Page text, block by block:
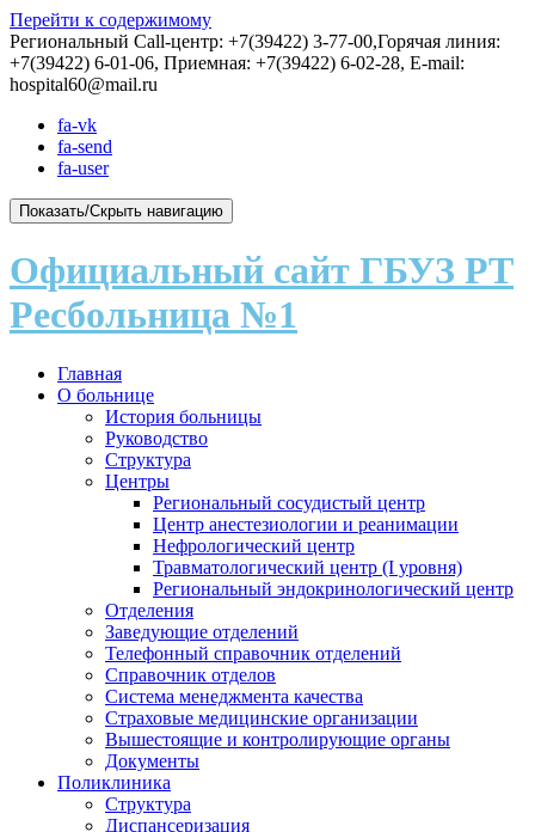
Перейти к содержимому
Региональный Call-центр: +7(39422) 3-77-00,Горячая линия:
+7(39422) 6-01-06, Приемная: +7(39422) 6-02-28, E-mail:
hospital60@mail.ru
fa-vk
fa-send
fa-user
Показать/Скрыть навигацию
Официальный сайт ГБУЗ РТ
Ресбольница №1
Главная
О больнице
История больницы
Руководство
Структура
Центры
Региональный сосудистый центр
Центр анестезиологии и реанимации
Нефрологический центр
Травматологический центр (I уровня)
Региональный эндокринологический центр
Отделения
Заведующие отделений
Телефонный справочник отделений
Справочник отделов
Система менеджмента качества
Страховые медицинские организации
Вышестоящие и контролирующие органы
Документы
Поликлиника
Структура
Диспансеризация